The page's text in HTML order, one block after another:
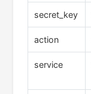
secret_key
action
service